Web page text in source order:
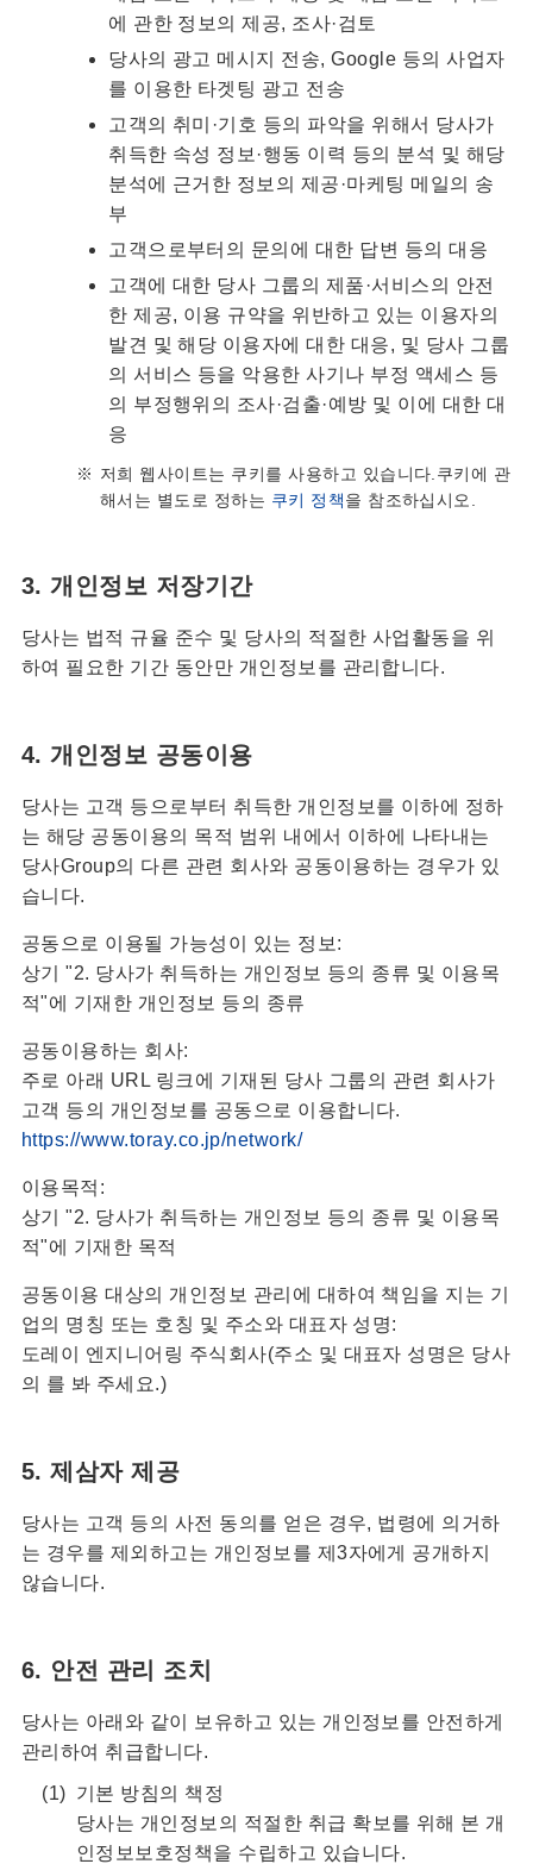
에 관한 정보의 제공, 조사·검토
당사의 광고 메시지 전송, Google 등의 사업자
를 이용한 타겟팅 광고 전송
고객의 취미·기호 등의 파악을 위해서 당사가
취득한 속성 정보·행동 이력 등의 분석 및 해당
분석에 근거한 정보의 제공·마케팅 메일의 송
부
고객으로부터의 문의에 대한 답변 등의 대응
고객에 대한 당사 그룹의 제품·서비스의 안전
한 제공, 이용 규약을 위반하고 있는 이용자의
발견 및 해당 이용자에 대한 대응, 및 당사 그룹
의 서비스 등을 악용한 사기나 부정 액세스 등
의 부정행위의 조사·검출·예방 및 이에 대한 대
응
저희 웹사이트는 쿠키를 사용하고 있습니다.쿠키에 관
해서는 별도로 정하는 쿠키 정책을 참조하십시오.
3. 개인정보 저장기간
당사는 법적 규율 준수 및 당사의 적절한 사업활동을 위
하여 필요한 기간 동안만 개인정보를 관리합니다.
4. 개인정보 공동이용
당사는 고객 등으로부터 취득한 개인정보를 이하에 정하
는 해당 공동이용의 목적 범위 내에서 이하에 나타내는
당사Group의 다른 관련 회사와 공동이용하는 경우가 있
습니다.
공동으로 이용될 가능성이 있는 정보:
상기 "2. 당사가 취득하는 개인정보 등의 종류 및 이용목
적"에 기재한 개인정보 등의 종류
공동이용하는 회사:
주로 아래 URL 링크에 기재된 당사 그룹의 관련 회사가
고객 등의 개인정보를 공동으로 이용합니다.
https://www.toray.co.jp/network/
이용목적:
상기 "2. 당사가 취득하는 개인정보 등의 종류 및 이용목
적"에 기재한 목적
공동이용 대상의 개인정보 관리에 대하여 책임을 지는 기
업의 명칭 또는 호칭 및 주소와 대표자 성명:
도레이 엔지니어링 주식회사(주소 및 대표자 성명은 당사
의 를 봐 주세요.)
5. 제삼자 제공
당사는 고객 등의 사전 동의를 얻은 경우, 법령에 의거하
는 경우를 제외하고는 개인정보를 제3자에게 공개하지
않습니다.
6. 안전 관리 조치
당사는 아래와 같이 보유하고 있는 개인정보를 안전하게
관리하여 취급합니다.
기본 방침의 책정
당사는 개인정보의 적절한 취급 확보를 위해 본 개
인정보보호정책을 수립하고 있습니다.